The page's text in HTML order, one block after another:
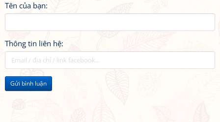
Tên của bạn:
Thông tin liên hệ:
Gửi bình luận